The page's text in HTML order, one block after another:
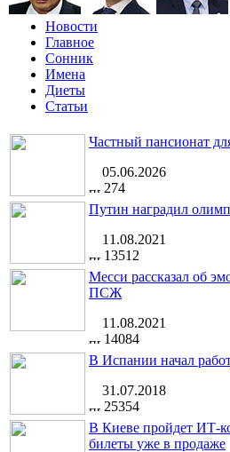
Новости
Главное
Сонник
Имена
Диеты
Статьи
Частный пансионат
05.06.2026
274
Путин наградил
11.08.2021
13512
Месси рассказал об
ПСЖ
11.08.2021
14084
В Испании начал
31.07.2018
25354
В Киеве пройдет ИТ-
билеты уже в продаже